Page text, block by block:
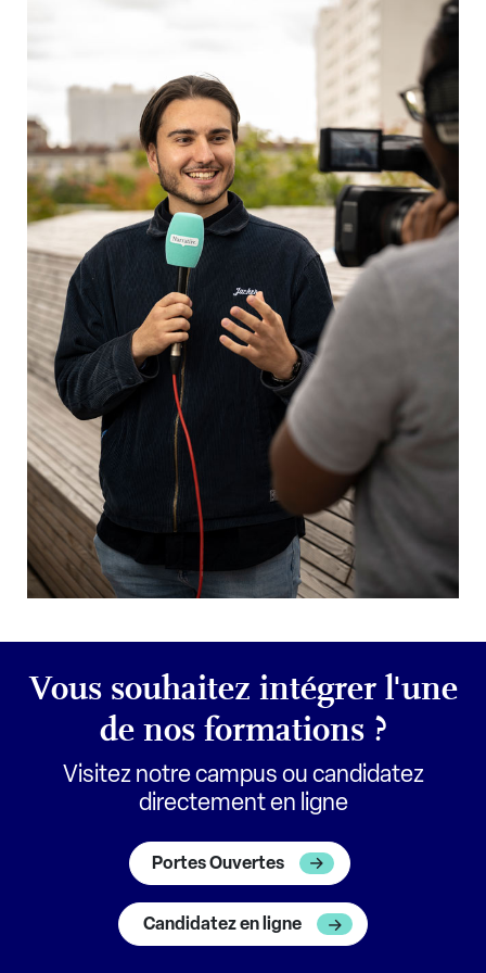
Vous souhaitez intégrer l'une
de nos formations ?
Visitez notre campus ou candidatez
directement en ligne
Portes Ouvertes
Candidatez en ligne